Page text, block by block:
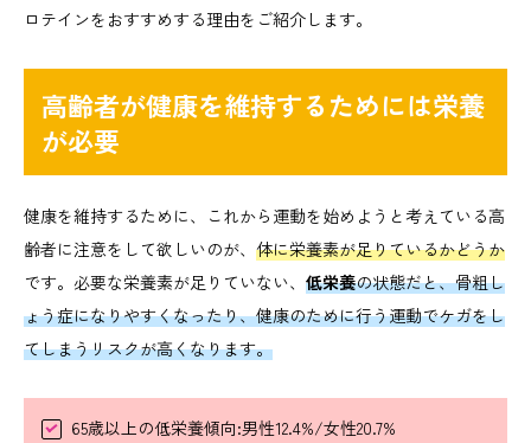
ロテインをおすすめする理由をご紹介します。
高齢者が健康を維持するためには栄養
が必要
健康を維持するために、これから運動を始めようと考えている高
齢者に注意をして欲しいのが、 体に栄養素が足りているかどうか
です。必要な栄養素が足りていない、 低栄養の状態だと、骨粗し
ょう症になりやすくなったり、健康のために行う運動でケガをし
てしまうリスクが高くなります。
65歳以上の低栄養傾向:男性12.4%/女性20.7%